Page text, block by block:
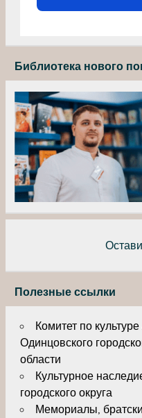
Библиотека нового
Полезные ссылки
Комитет по
Одинцовского
области
Культурное
городского округа
Мемориалы,